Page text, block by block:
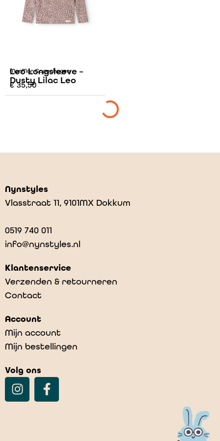
MarMar Copenhagen
Leo Longsleeve –
Dusty Lilac Leo
€35,50
Nynstyles
Vlasstraat 11, 9101MX Dokkum
0519 740 011
info@nynstyles.nl
Klantenservice
Verzenden & retourneren
Contact
Account
Mijn account
Mijn bestellingen
Volg ons